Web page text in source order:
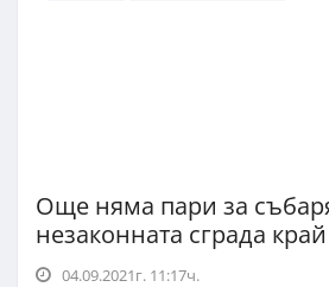
Още няма пари за
незаконната сграда
04.09.2021г. 11:17ч.